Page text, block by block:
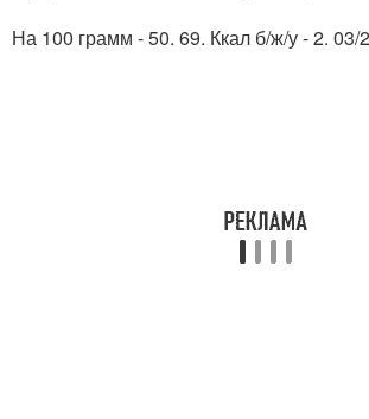
На 100 грамм - 50. 69. Ккал б/ж/у - 2. 03/